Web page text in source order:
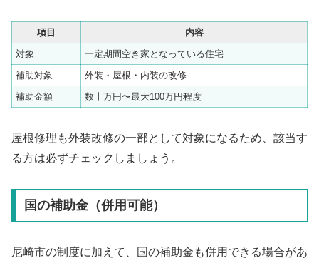
項目
内容
対象
一定期間空き家となっている住宅
補助対象
外装・屋根・内装の改修
補助金額
数十万円〜最大100万円程度
屋根修理も外装改修の一部として対象になるため、該当す
る方は必ずチェックしましょう。
国の補助金（併用可能）
尼崎市の制度に加えて、国の補助金も併用できる場合があ